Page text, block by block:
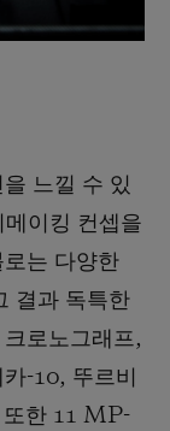
느낄 수 있
이킹 컨셉을
는 다양한
결과 독특한
로노그래프,
-10, 뚜르비
또한 11 MP-